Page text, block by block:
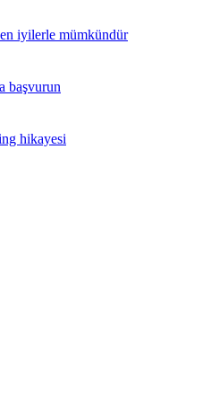
iyilerle mümkündür
başvurun
hikayesi